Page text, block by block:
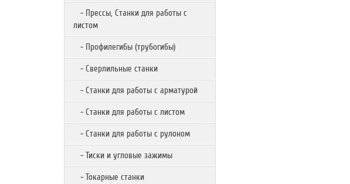
- Прессы, Станки для работы с
листом
- Профилегибы (трубогибы)
- Сверлильные станки
- Станки для работы с арматурой
- Станки для работы с листом
- Станки для работы с рулоном
- Тиски и угловые зажимы
- Токарные станки